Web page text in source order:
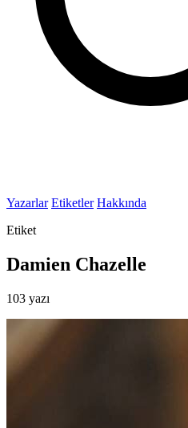
Yazarlar Etiketler Hakkında
Etiket
Damien Chazelle
103 yazı